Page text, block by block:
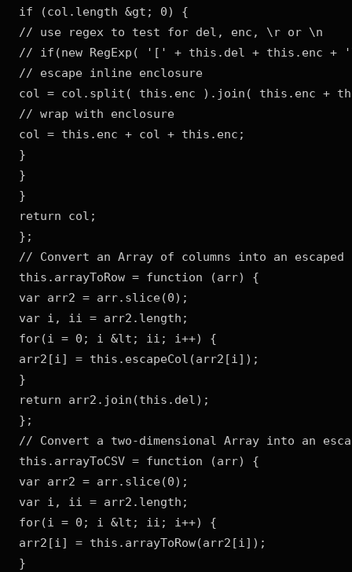
if (col.length &gt; 0) {
// use regex to test for del, enc, \r or \n
// if(new RegExp( '[' + this.del + this.enc
// escape inline enclosure
col = col.split( this.enc ).join( this.enc +
// wrap with enclosure
col = this.enc + col + this.enc;
}
}
}
return col;
};
// Convert an Array of columns into an escaped
this.arrayToRow = function (arr) {
var arr2 = arr.slice(0);
var i, ii = arr2.length;
for(i = 0; i &lt; ii; i++) {
arr2[i] = this.escapeCol(arr2[i]);
}
return arr2.join(this.del);
};
// Convert a two-dimensional Array into an
this.arrayToCSV = function (arr) {
var arr2 = arr.slice(0);
var i, ii = arr2.length;
for(i = 0; i &lt; ii; i++) {
arr2[i] = this.arrayToRow(arr2[i]);
}